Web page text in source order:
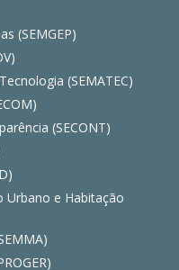
(SEMGEP)
(SEMATEC)
(SECONT)
Urbano e Habitação